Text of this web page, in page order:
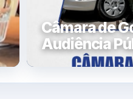
Câmara de
Audiência